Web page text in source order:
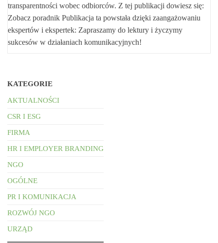
transparentności wobec odbiorców. Z tej publikacji dowiesz się:
Zobacz poradnik Publikacja ta powstała dzięki zaangażowaniu
ekspertów i ekspertek: Zapraszamy do lektury i życzymy
sukcesów w działaniach komunikacyjnych!
KATEGORIE
AKTUALNOŚCI
CSR I ESG
FIRMA
HR I EMPLOYER BRANDING
NGO
OGÓLNE
PR I KOMUNIKACJA
ROZWÓJ NGO
URZĄD